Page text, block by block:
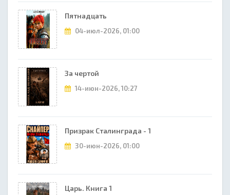
Пятнадцать
04-июл-2026, 01:00
За чертой
14-июн-2026, 10:27
Призрак Сталинграда - 1
30-июн-2026, 01:00
Царь. Книга 1